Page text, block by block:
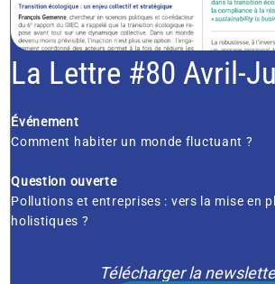
La Lettre #80 Avril-
Événement
Comment habiter un monde fluctuant ?
Question ouverte
Pollutions et entreprises : vers la mise en
holistiques ?
Télécharger la